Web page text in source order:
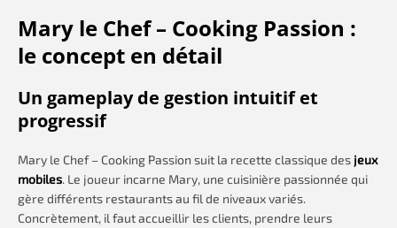
Mary le Chef – Cooking Passion :
le concept en détail
Un gameplay de gestion intuitif et
progressif
Mary le Chef – Cooking Passion suit la recette classique des jeux
mobiles. Le joueur incarne Mary, une cuisinière passionnée qui
gère différents restaurants au fil de niveaux variés.
Concrètement, il faut accueillir les clients, prendre leurs